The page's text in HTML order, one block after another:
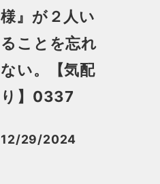
様』が２人い
ることを忘れ
ない。【気配
り】0337
投稿日
12/29/2024